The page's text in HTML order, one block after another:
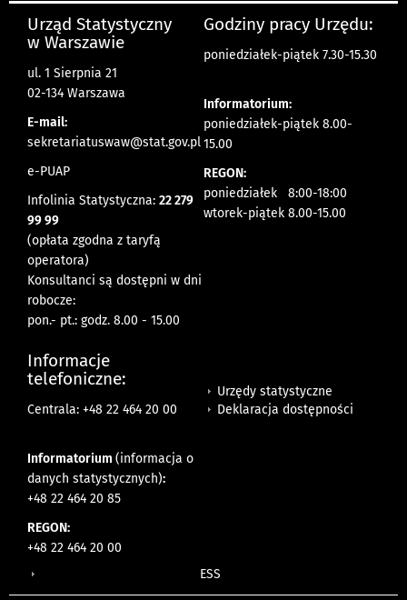
Urząd Statystyczny
w Warszawie
ul. 1 Sierpnia 21
02-134 Warszawa
E-mail:
sekretariatuswaw@stat.gov.pl
e-PUAP
Infolinia Statystyczna: 22 279
99 99
(opłata zgodna z taryfą
operatora)
Konsultanci są dostępni w dni
robocze:
pon.- pt.: godz. 8.00 - 15.00
Godziny pracy Urzędu:
poniedziałek-piątek 7.30-15.30
Informatorium:
poniedziałek-piątek 8.00-
15.00
REGON:
poniedziałek 8:00-18:00
wtorek-piątek 8.00-15.00
Informacje
telefoniczne:
Centrala: +48 22 464 20 00
Informatorium (informacja o
danych statystycznych):
+48 22 464 20 85
REGON:
+48 22 464 20 00
Urzędy statystyczne
Deklaracja dostępności
ESS